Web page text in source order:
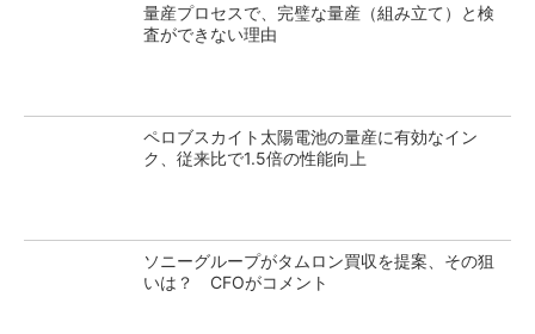
量産プロセスで、完璧な量産（組み立て）と検
査ができない理由
ペロブスカイト太陽電池の量産に有効なイン
ク、従来比で1.5倍の性能向上
ソニーグループがタムロン買収を提案、その狙
いは？ CFOがコメント